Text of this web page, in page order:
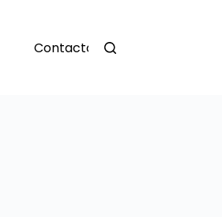
Contacto